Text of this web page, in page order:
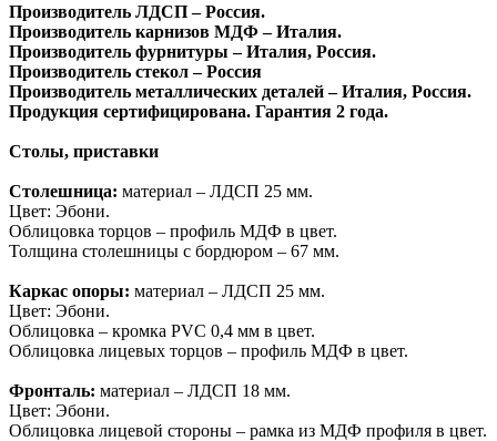
Производитель ЛДСП – Россия.
Производитель карнизов МДФ – Италия.
Производитель фурнитуры – Италия, Россия.
Производитель стекол – Россия
Производитель металлических деталей – Италия, Россия.
Продукция сертифицирована. Гарантия 2 года.
Столы, приставки
Столешница: материал – ЛДСП 25 мм.
Цвет: Эбони.
Облицовка торцов – профиль МДФ в цвет.
Толщина столешницы с бордюром – 67 мм.
Каркас опоры: материал – ЛДСП 25 мм.
Цвет: Эбони.
Облицовка – кромка PVC 0,4 мм в цвет.
Облицовка лицевых торцов – профиль МДФ в цвет.
Фронталь: материал – ЛДСП 18 мм.
Цвет: Эбони.
Облицовка лицевой стороны – рамка из МДФ профиля в цвет.